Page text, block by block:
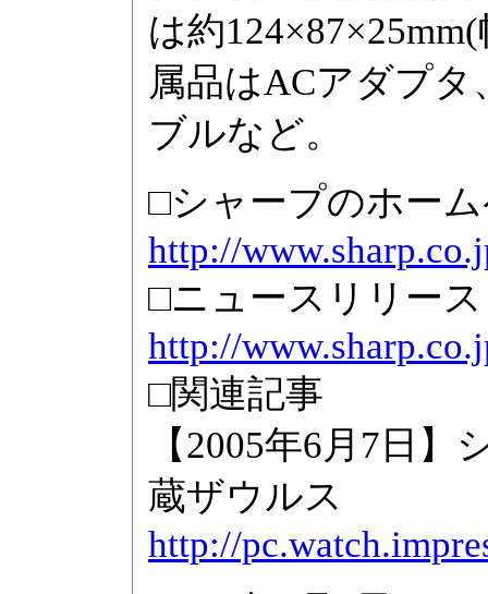
は約
属品はACアダプ
ブルなど。
□シャープのホー
http://
□ニュースリリース
http://
□関連記事
【2005年6月7日
蔵ザウルス
http://